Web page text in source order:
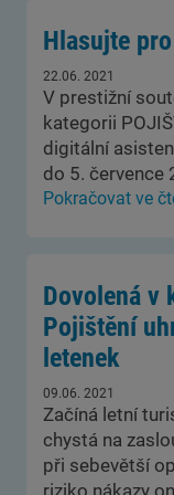
Hlasujte pro
22.06. 2021
V prestižní
kategorii
digitální
do 5. července
Pokračovat ve
Dovolená v
Pojištění
letenek
09.06. 2021
Začíná letní
chystá na
při sebevětší
riziko nákazy